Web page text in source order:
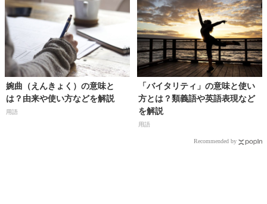
婉曲（えんきょく）の意味と
は？由来や使い方などを解説
用語
「バイタリティ」の意味と使い
方とは？類義語や英語表現など
を解説
用語
Recommended by